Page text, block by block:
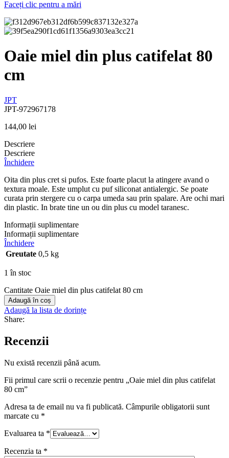
Faceți clic pentru a mări
Oaie miel din plus catifelat 80
cm
JPT
JPT-972967178
144,00 lei
Descriere
Descriere
Închidere
Oita din plus cret si pufos. Este foarte placut la atingere avand o
textura moale. Este umplut cu puf siliconat antialergic. Se poate
curata prin stergere cu o carpa umeda sau prin spalare. Are ochi mari
din plastic. In brate tine un ou din plus cu model taranesc.
Informații suplimentare
Informații suplimentare
Închidere
Greutate 0,5 kg
1 în stoc
Cantitate Oaie miel din plus catifelat 80 cm
Adaugă în coș
Adaugă la lista de dorințe
Share:
Recenzii
Nu există recenzii până acum.
Fii primul care scrii o recenzie pentru „Oaie miel din plus catifelat
80 cm”
Adresa ta de email nu va fi publicată. Câmpurile obligatorii sunt
marcate cu *
Evaluarea ta *
Recenzia ta *